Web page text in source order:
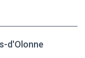
d'Olonne